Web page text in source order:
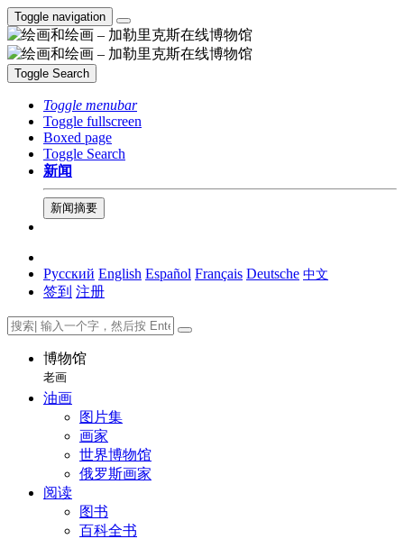
Toggle navigation
Toggle Search
Toggle menubar
Toggle fullscreen
Boxed page
Toggle Search
新闻
新闻摘要
Русский English Español Français Deutsche 中文
签到 注册
博物馆
老画
油画
图片集
画家
世界博物馆
俄罗斯画家
阅读
图书
百科全书